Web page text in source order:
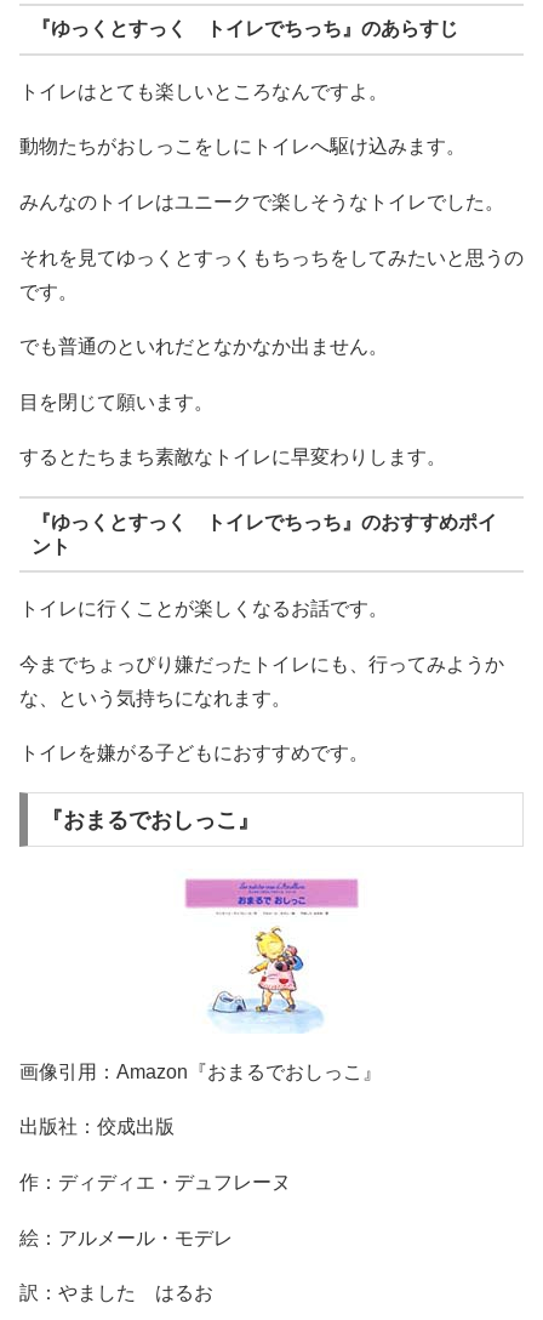
『ゆっくとすっく トイレでちっち』のあらすじ
トイレはとても楽しいところなんですよ。
動物たちがおしっこをしにトイレへ駆け込みます。
みんなのトイレはユニークで楽しそうなトイレでした。
それを見てゆっくとすっくもちっちをしてみたいと思うの
です。
でも普通のといれだとなかなか出ません。
目を閉じて願います。
するとたちまち素敵なトイレに早変わりします。
『ゆっくとすっく トイレでちっち』のおすすめポイ
ント
トイレに行くことが楽しくなるお話です。
今までちょっぴり嫌だったトイレにも、行ってみようか
な、という気持ちになれます。
トイレを嫌がる子どもにおすすめです。
『おまるでおしっこ』
画像引用：Amazon『おまるでおしっこ』
出版社：佼成出版
作：ディディエ・デュフレーヌ
絵：アルメール・モデレ
訳：やました はるお